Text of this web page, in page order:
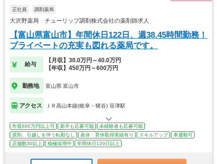
正社員 調剤薬局
大沢野薬局 チューリップ調剤株式会社の薬剤師求人
【富山県富山市】年間休日122日、週38.45時間勤務！
プライベートの充実も図れる薬局です。
給与
【月収】30.0万円～40.0万円
【年収】450万円～600万円
勤務地 富山県 富山市
アクセス ＪＲ高山本線(岐阜－猪谷) 笹津駅
年収600万円以上可 新卒も応募可能
未経験者も応募可能
原則、引越しを伴う転勤なし
産休・育休取得実績有り スキルアップ
車通勤可
店舗数30以上
積極採用中 年間休日120日以上